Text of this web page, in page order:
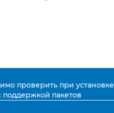
проверить при установке
поддержкой пакетов